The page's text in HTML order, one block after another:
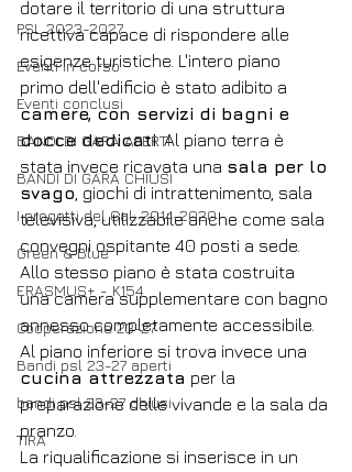
PSL 2023-2027
Eventi in corso
Eventi conclusi
BANDI DI GARA APERTI
BANDI DI GARA CHIUSI
I progetti del Gal: 2014-2020
Green & Blue
ERASMUS+ - K154
Cooperazione 23-27
Bandi psl 23-27 aperti
bandi psl 23-27 chiusi
TIRA
dotare il territorio di una struttura
ricettiva capace di rispondere alle
esigenze turistiche. L'intero piano
primo dell'edificio è stato adibito a
camere, con servizi di bagni e
docce dedicati. Al piano terra è
stata invece ricavata una sala per lo
svago , giochi di intrattenimento, sala
televisiva, utilizzabile anche come sala
convegni ospitante 40 posti a sede.
Allo stesso piano è stata costruita
una camera supplementare con bagno
annesso completamente accessibile.
Al piano inferiore si trova invece una
cucina attrezzata per la
preparazione delle vivande e la sala da
pranzo.
La riqualificazione si inserisce in un